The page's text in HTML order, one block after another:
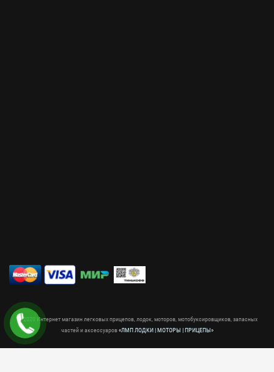
© 2020 Интернет магазин легковых прицепов, лодок, моторов, мотобуксировщиков, запасных
частей и аксессуаров«ЛМП ЛОДКИ | МОТОРЫ | ПРИЦЕПЫ»